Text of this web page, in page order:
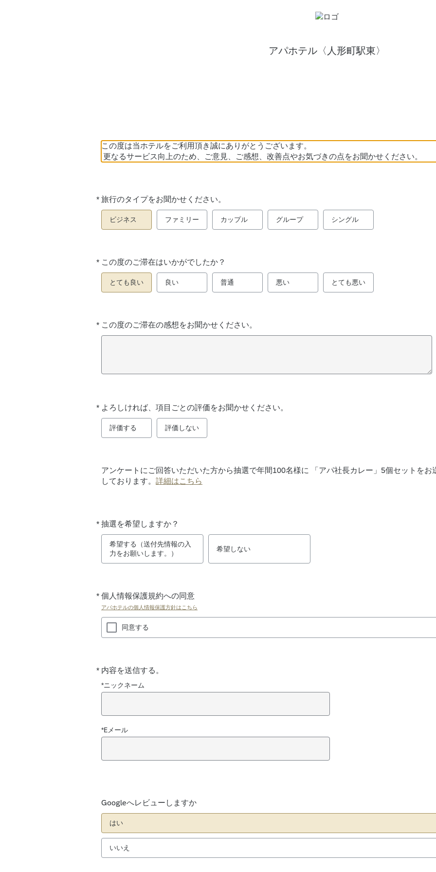
アパホテル〈人形町駅東〉
この度は当ホテルをご利用頂き誠にありがとうございます。
更なるサービス向上のため、ご意見、ご感想、改善点やお気づきの点をお聞かせください。
* 旅行のタイプをお聞かせください。
必
須
ビジネス ファミリー カップル グループ シングル
* この度のご滞在はいかがでしたか？
必
須
とても良い 良い 普通 悪い とても悪い
* この度のご滞在の感想をお聞かせください。
必
須
* よろしければ、項目ごとの評価をお聞かせください。
必
須
評価する 評価しない
アンケートにご回答いただいた方から抽選で年間100名様に 「アパ社長カレー」5個セットをお
しております。 詳細はこちら
* 抽選を希望しますか？
必
須
希望する（送付先情報の入
力をお願いします。）
希望しない
* 個人情報保護規約への同意
アパホテルの個人情報保護方針はこちら
必
須
同意する
* 内容を送信する。
必
須
*ニックネーム
*Eメール
Googleへレビューしますか
はい
いいえ